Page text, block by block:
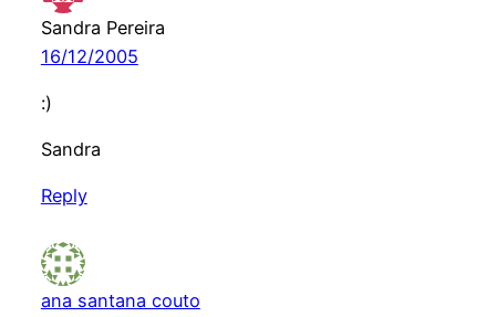
Sandra Pereira
16/12/2005
:)
Sandra
Reply
ana santana couto